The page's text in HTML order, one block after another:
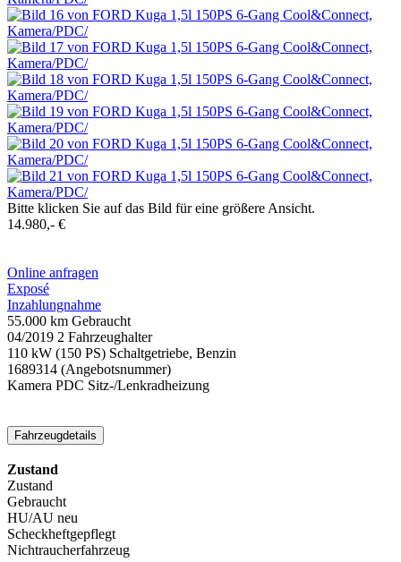
Bitte klicken Sie auf das Bild für eine größere Ansicht.
14.980,- €
Online anfragen
Exposé
Inzahlungnahme
55.000 km Gebraucht
04/2019 2 Fahrzeughalter
110 kW (150 PS) Schaltgetriebe, Benzin
1689314 (Angebotsnummer)
Kamera PDC Sitz-/Lenkradheizung
Fahrzeugdetails
Zustand
Zustand
Gebraucht
HU/AU neu
Scheckheftgepflegt
Nichtraucherfahrzeug